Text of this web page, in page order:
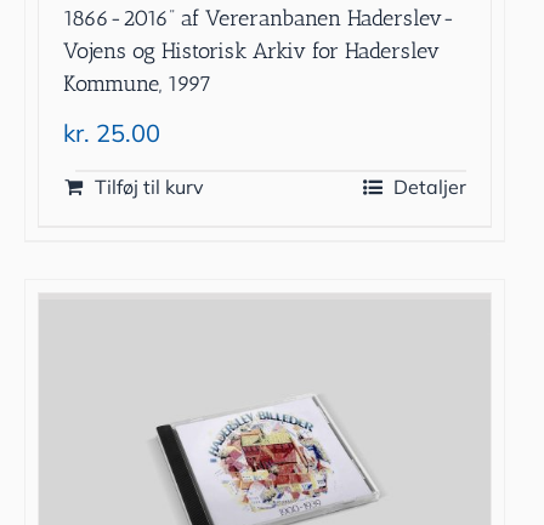
1866-2016” af Vereranbanen Haderslev-
Vojens og Historisk Arkiv for Haderslev
Kommune, 1997
kr. 25.00
Tilføj til kurv Detaljer